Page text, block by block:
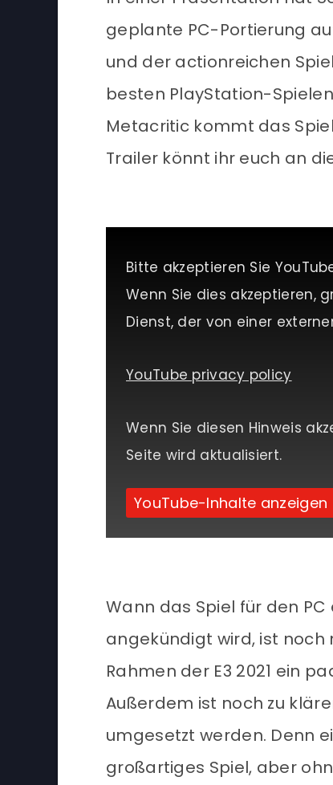
geplante PC-Portierung
und der actionreichen
besten PlayStation-
Metacritic kommt das
Trailer könnt ihr euch an
Bitte akzeptieren Sie
Wenn Sie dies akzeptieren,
Dienst, der von einer
YouTube privacy policy
Wenn Sie diesen Hinweis
Seite wird aktualisiert.
YouTube-Inhalte anzeigen
Wann das Spiel für den
angekündigt wird, ist
Rahmen der E3 2021 ein
Außerdem ist noch zu
umgesetzt werden. Denn
großartiges Spiel, aber